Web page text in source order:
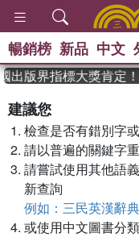
暢銷榜 新品 中文
出版界指標大獎肯定
建議您
檢查是否有錯別字
請以普遍的關鍵字
請嘗試使用其他語
新查詢
例如：三民英漢辭
或使用中文圖書分